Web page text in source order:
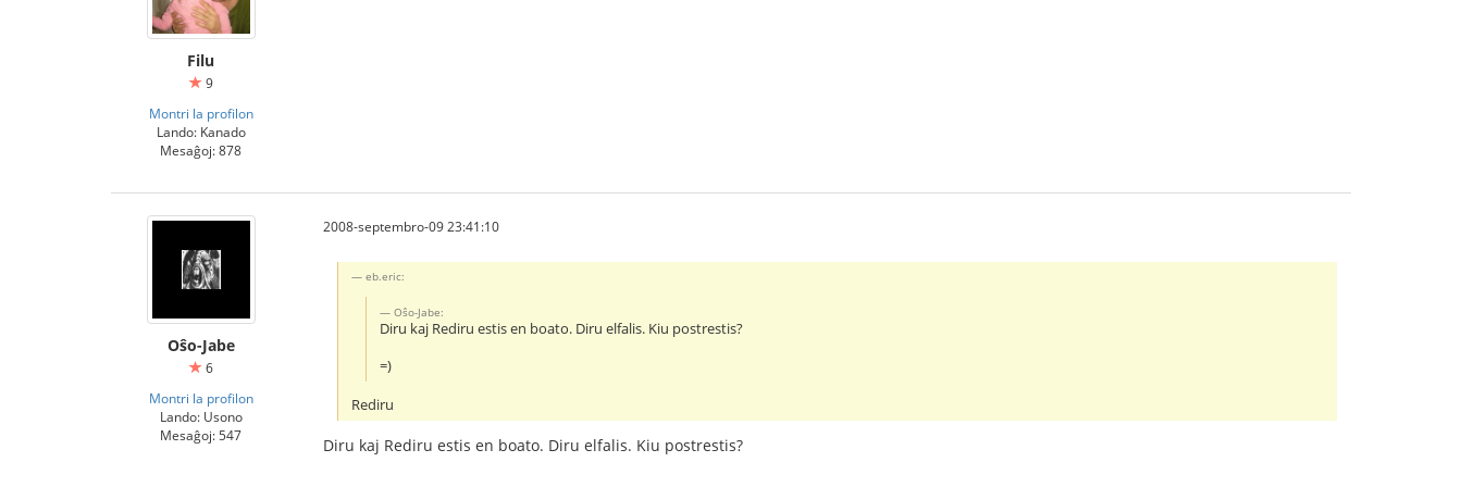
Filu
9
Montri la profilon
Lando: Kanado
Mesaĝoj: 878
Oŝo-Jabe
6
Montri la profilon
Lando: Usono
Mesaĝoj: 547
2008-septembro-09 23:41:10
eb.eric:
Oŝo-Jabe:
Diru kaj Rediru estis en boato. Diru elfalis. Kiu postrestis?
=)
Rediru
Diru kaj Rediru estis en boato. Diru elfalis. Kiu postrestis?